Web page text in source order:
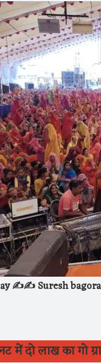
✍️✍️ Suresh bagora
में दो लाख का गो